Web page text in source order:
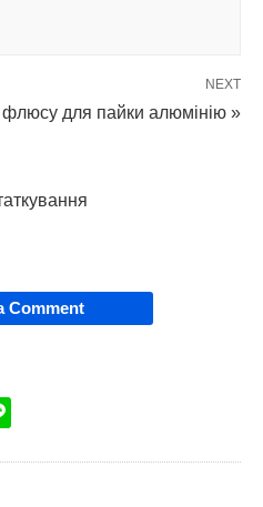
NEXT
флюсу для пайки алюмінію »
Comment